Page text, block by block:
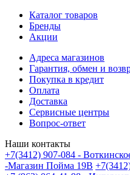
Каталог товаров
Бренды
Акции
Адреса магазинов
Гарантия, обмен и
Покупка в кредит
Оплата
Доставка
Сервисные центры
Вопрос-ответ
Наши контакты
+7(3412) 907-084 -
-Магазин Пойма 19В